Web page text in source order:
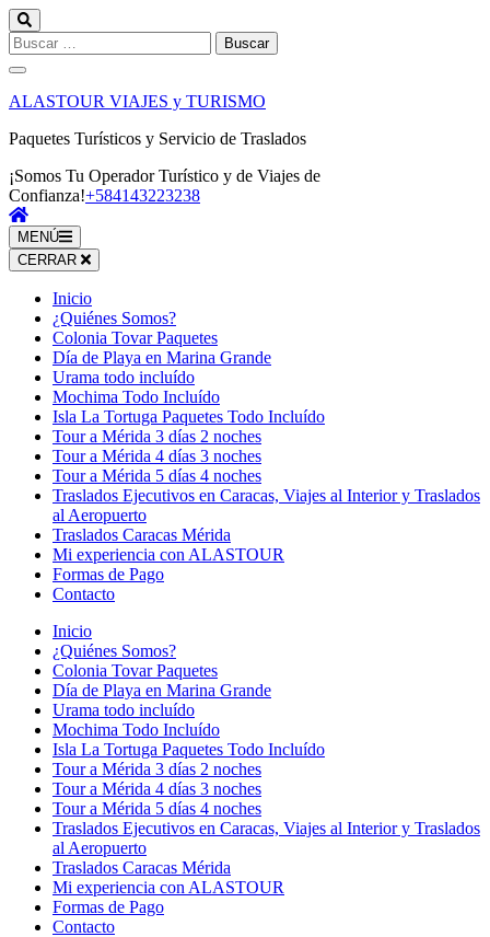
Saltar
al
contenido
(presiona
la
tecla
Intro)
Buscar:
ALASTOUR VIAJES y TURISMO
Paquetes Turísticos y Servicio de Traslados
¡Somos Tu Operador Turístico y de Viajes de
Confianza!+584143223238
MENÚ
CERRAR
Inicio
¿Quiénes Somos?
Colonia Tovar Paquetes
Día de Playa en Marina Grande
Urama todo incluído
Mochima Todo Incluído
Isla La Tortuga Paquetes Todo Incluído
Tour a Mérida 3 días 2 noches
Tour a Mérida 4 días 3 noches
Tour a Mérida 5 días 4 noches
Traslados Ejecutivos en Caracas, Viajes al Interior y Traslados
al Aeropuerto
Traslados Caracas Mérida
Mi experiencia con ALASTOUR
Formas de Pago
Contacto
Inicio
¿Quiénes Somos?
Colonia Tovar Paquetes
Día de Playa en Marina Grande
Urama todo incluído
Mochima Todo Incluído
Isla La Tortuga Paquetes Todo Incluído
Tour a Mérida 3 días 2 noches
Tour a Mérida 4 días 3 noches
Tour a Mérida 5 días 4 noches
Traslados Ejecutivos en Caracas, Viajes al Interior y Traslados
al Aeropuerto
Traslados Caracas Mérida
Mi experiencia con ALASTOUR
Formas de Pago
Contacto